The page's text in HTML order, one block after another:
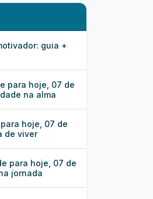
guia +
para hoje, 07 de
na alma
hoje, 07 de
de viver
para hoje, 07 de
jornada